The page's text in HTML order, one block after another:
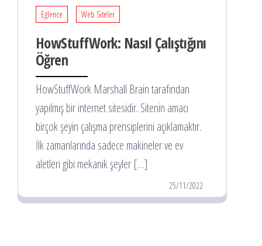
Eğlence Web Siteler
HowStuffWork: Nasıl Çalıştığını
Öğren
HowStuffWork Marshall Brain tarafından
yapılmış bir internet sitesidir. Sitenin amacı
birçok şeyin çalışma prensiplerini açıklamaktır.
İlk zamanlarında sadece makineler ve ev
aletleri gibi mekanik şeyler […]
25/11/2022